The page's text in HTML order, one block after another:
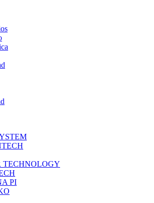
TECHNOLOGY
PI